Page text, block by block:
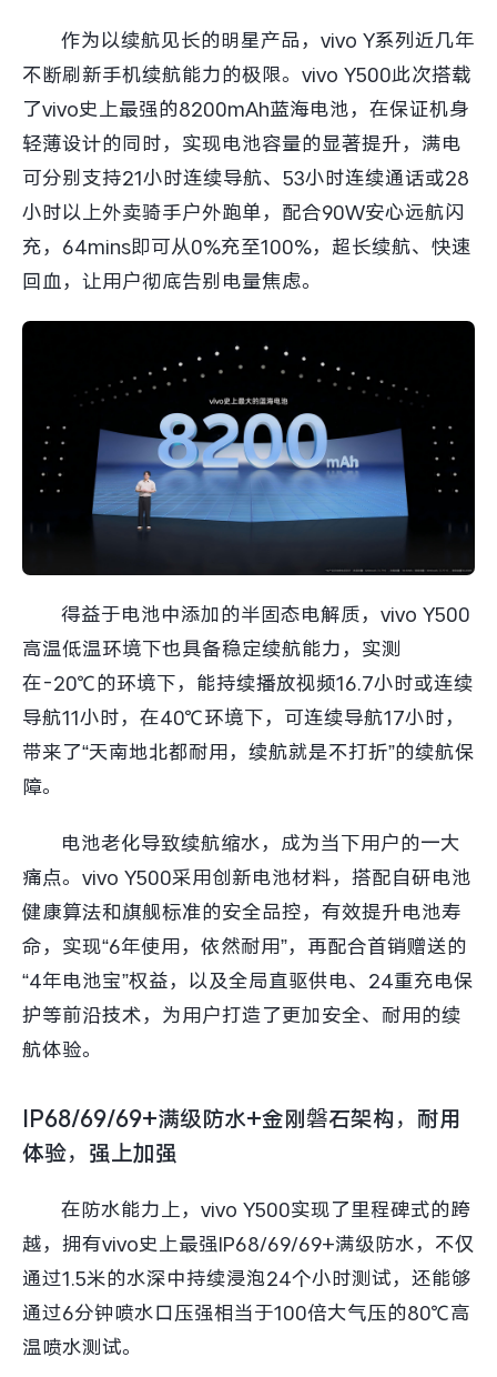
X Fold5 X200 Ultra
全部X机型 对比X机型
S20 Pro S20
全部S机型
Y50 5G
iQOO 15 Ultra iQOO Z11 Turbo
全部iQOO机型 对比iQOO机型
iQOO Pad6 Pro iQOO TWS 5e
vivo WATCH GT 2 vivo Vision
全部智能硬件
作为以续航见长的明星产品，vivo Y系列近几年
不断刷新手机续航能力的极限。vivo Y500此次搭载
了vivo史上最强的8200mAh蓝海电池，在保证机身
轻薄设计的同时，实现电池容量的显著提升，满电
可分别支持21小时连续导航、53小时连续通话或28
小时以上外卖骑手户外跑单，配合90W安心远航闪
充，64mins即可从0%充至100%，超长续航、快速
回血，让用户彻底告别电量焦虑。
得益于电池中添加的半固态电解质，vivo Y500
高温低温环境下也具备稳定续航能力，实测
在-20℃的环境下，能持续播放视频16.7小时或连续
导航11小时，在40℃环境下，可连续导航17小时，
带来了“天南地北都耐用，续航就是不打折”的续航保
障。
电池老化导致续航缩水，成为当下用户的一大
痛点。vivo Y500采用创新电池材料，搭配自研电池
健康算法和旗舰标准的安全品控，有效提升电池寿
命，实现“6年使用，依然耐用”，再配合首销赠送的
“4年电池宝”权益，以及全局直驱供电、24重充电保
护等前沿技术，为用户打造了更加安全、耐用的续
航体验。
IP68/69/69+满级防水+金刚磐石架构，耐用
体验，强上加强
在防水能力上，vivo Y500实现了里程碑式的跨
越，拥有vivo史上最强IP68/69/69+满级防水，不仅
通过1.5米的水深中持续浸泡24个小时测试，还能够
通过6分钟喷水口压强相当于100倍大气压的80℃高
温喷水测试。